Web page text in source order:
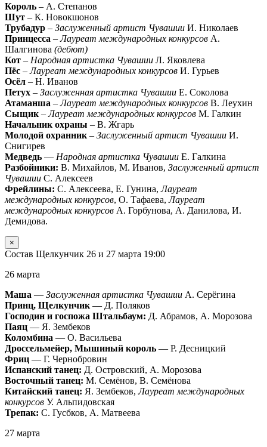
Король – А. Степанов
Шут – К. Новокшонов
Трубадур – Заслуженный артист Чувашии И. Николаев
Принцесса –Лауреат международных конкурсов А.
Шалгинова (дебют)
Кот – Народная артистка Чувашии Л. Яковлева
Пёс –Лауреат международных конкурсов И. Гурьев
Осёл – Н. Иванов
Петух – Заслуженная артистка Чувашии Е. Соколова
Атаманша –Лауреат международных конкурсов В. Леухин
Сыщик –Лауреат международных конкурсов М. Галкин
Начальник охраны – В. Жгарь
Молодой охранник – Заслуженный артист Чувашии И.
Снигирев
Медведь — Народная артистка Чувашии Е. Галкина
Разбойники: В. Михайлов, М. Иванов, Заслуженный артист
Чувашии С. Алексеев
Фрейлины: С. Алексеева, Е. Гунина,Лауреат
международных конкурсов, О. Тафаева,Лауреат
международных конкурсов А. Горбунова, А. Данилова, И.
Демидова.
×
Состав Щелкунчик 26 и 27 марта 19:00
26 марта
Маша — Заслуженная артистка Чувашии А. Серёгина
Принц, Щелкунчик — Д. Поляков
Господин и госпожа Штальбаум: Д. Абрамов, А. Морозова
Паяц — Я. Зембеков
Коломбина — О. Васильева
Дроссельмейер, Мышиный король — Р. Десницкий
Фриц — Г. Чернобровин
Испанский танец: Д. Островский, А. Морозова
Восточный танец: М. Семёнов, В. Семёнова
Китайский танец: Я. Зембеков,Лауреат международных
конкурсов У. Альпидовская
Трепак: С. Гусбков, А. Матвеева
27 марта